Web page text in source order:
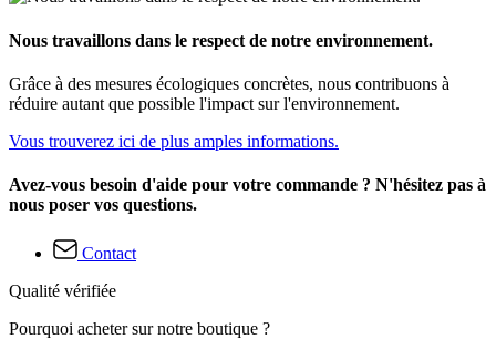
Nous travaillons dans le respect de notre environnement.
Grâce à des mesures écologiques concrètes, nous contribuons à
réduire autant que possible l'impact sur l'environnement.
Vous trouverez ici de plus amples informations.
Avez-vous besoin d'aide pour votre commande ? N'hésitez pas à
nous poser vos questions.
Contact
Qualité vérifiée
Pourquoi acheter sur notre boutique ?